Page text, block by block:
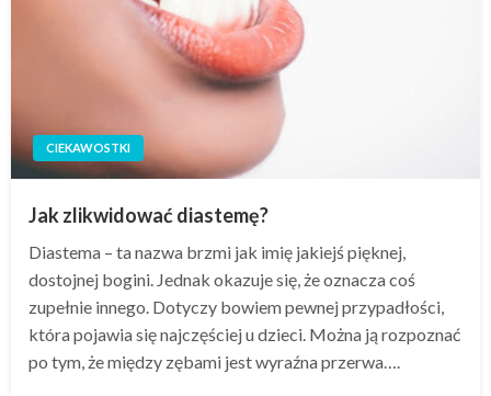
CIEKAWOSTKI
Jak zlikwidować diastemę?
Diastema – ta nazwa brzmi jak imię jakiejś pięknej,
dostojnej bogini. Jednak okazuje się, że oznacza coś
zupełnie innego. Dotyczy bowiem pewnej przypadłości,
która pojawia się najczęściej u dzieci. Można ją rozpoznać
po tym, że między zębami jest wyraźna przerwa….